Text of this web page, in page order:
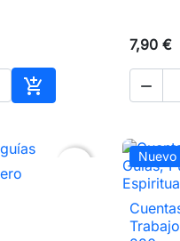

Añadir al carrito
7,90 €

Nuevo